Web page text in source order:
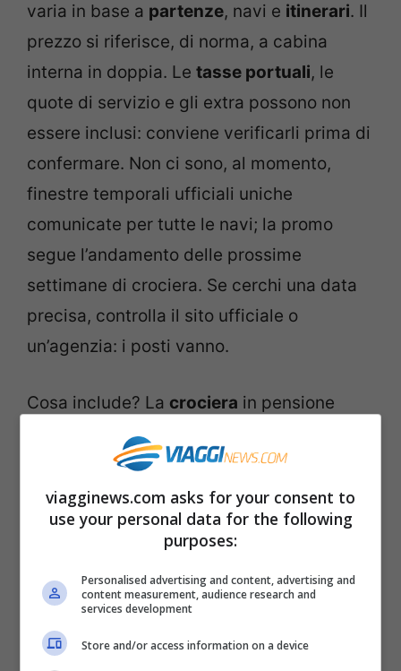
varia in base a partenze, navi e itinerari. Il
prezzo si riferisce, di norma, a cabina
interna in doppia. Le tasse portuali, le
quote di servizio e gli extra possono non
essere inclusi: conviene verificarli prima di
confermare. Non ci sono, al momento,
finestre temporali ufficiali uniche
comunicate per tutte le navi; la promo
segue l’andamento delle prossime
settimane di crociera. Se cerchi una data
precisa, controlla il sito ufficiale o
un’agenzia: i posti vanno.
Cosa include? La crociera in pensione
completa, la cabina, l’accesso agli
spettacoli e ai servizi di bordo standard.
Restano a parte, salvo pacchetti, bevande,
escursioni, connessione, assicurazione.
Voli e trasferimenti non sono compresi se
non indicato. È la normalità nel settore, ma
con i last minute serve un occhio in più:
flessibilità sull’imbarco ripaga.
viagginews.com asks for your consent to
use your personal data for the following
purposes:
Personalised advertising and content, advertising and
content measurement, audience research and
services development
Store and/or access information on a device